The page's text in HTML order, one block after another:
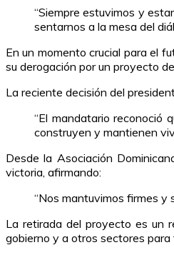
“Siempre estuvimos y
sentarnos a la mesa del
En un momento crucial para el
su derogación por un proyecto
La reciente decisión del
“El mandatario reconoció
construyen y mantienen
Desde la Asociación
victoria, afirmando:
“Nos mantuvimos firmes y
La retirada del proyecto es un
gobierno y a otros sectores